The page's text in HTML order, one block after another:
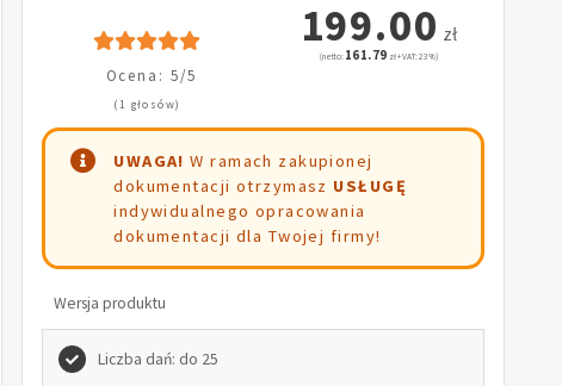
Ocena: 5/5
(1 głosów)
199.00 zł
(netto: 161.79 zł + VAT: 23%)
UWAGA! W ramach zakupionej
dokumentacji otrzymasz USŁUGĘ
indywidualnego opracowania
dokumentacji dla Twojej firmy!
Wersja produktu
Liczba dań: do 25